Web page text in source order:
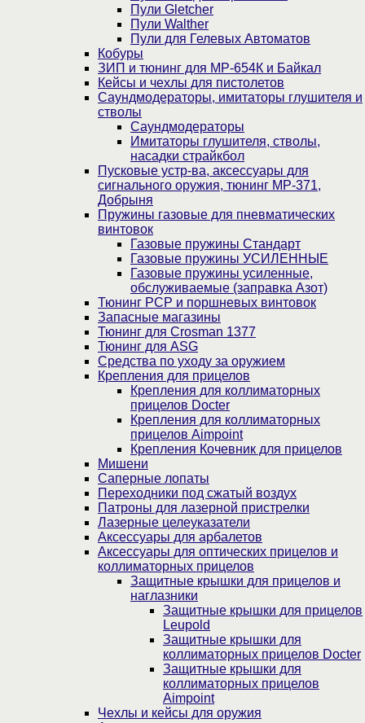
Пули Gletcher
Пули Walther
Пули для Гелевых Автоматов
Кобуры
ЗИП и тюнинг для МР-654К и Байкал
Кейсы и чехлы для пистолетов
Саундмодераторы, имитаторы глушителя и
стволы
Саундмодераторы
Имитаторы глушителя, стволы,
насадки страйкбол
Пусковые устр-ва, аксессуары для
сигнального оружия, тюнинг МР-371,
Добрыня
Пружины газовые для пневматических
винтовок
Газовые пружины Стандарт
Газовые пружины УСИЛЕННЫЕ
Газовые пружины усиленные,
обслуживаемые (заправка Азот)
Тюнинг PCP и поршневых винтовок
Запасные магазины
Тюнинг для Crosman 1377
Тюнинг для ASG
Средства по уходу за оружием
Крепления для прицелов
Крепления для коллиматорных
прицелов Docter
Крепления для коллиматорных
прицелов Aimpoint
Крепления Кочевник для прицелов
Мишени
Саперные лопаты
Переходники под сжатый воздух
Патроны для лазерной пристрелки
Лазерные целеуказатели
Аксессуары для арбалетов
Аксессуары для оптических прицелов и
коллиматорных прицелов
Защитные крышки для прицелов и
наглазники
Защитные крышки для прицелов
Leupold
Защитные крышки для
коллиматорных прицелов Docter
Защитные крышки для
коллиматорных прицелов
Aimpoint
Чехлы и кейсы для оружия